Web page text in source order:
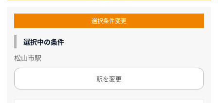
選択条件変更
選択中の条件
松山市駅
駅を変更